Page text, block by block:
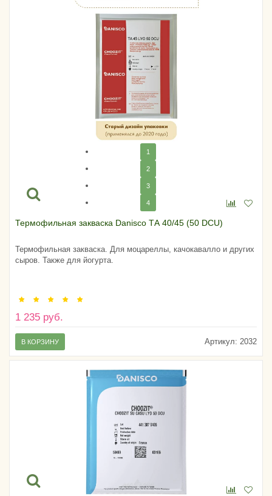
1
2
3
4
Термофильная закваска Danisco ТА 40/45 (50 DCU)
Термофильная закваска. Для моцареллы, качокавалло и других
сыров. Также для йогурта.
1 235 руб.
Артикул: 2032
В КОРЗИНУ